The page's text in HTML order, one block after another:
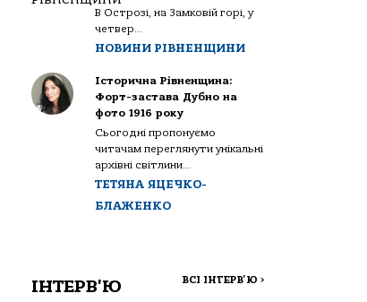
В Острозі, на Замковій горі, у
четвер...
НОВИНИ РІВНЕНЩИНИ
Історична Рівненщина:
Форт-застава Дубно на
фото 1916 року
Сьогодні пропонуємо
читачам переглянути унікальні
архівні світлини...
ТЕТЯНА ЯЦЕЧКО-
БЛАЖЕНКО
ІНТЕРВ'Ю ВСІ ІНТЕРВ'Ю >